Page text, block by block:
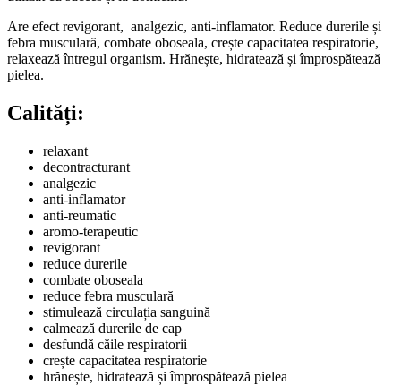
Are efect revigorant, analgezic, anti-inflamator. Reduce durerile și
febra musculară, combate oboseala, crește capacitatea respiratorie,
relaxează întregul organism. Hrănește, hidratează și împrospătează
pielea.
Calități:
relaxant
decontracturant
analgezic
anti-inflamator
anti-reumatic
aromo-terapeutic
revigorant
reduce durerile
combate oboseala
reduce febra musculară
stimulează circulația sanguină
calmează durerile de cap
desfundă căile respiratorii
crește capacitatea respiratorie
hrănește, hidratează și împrospătează pielea